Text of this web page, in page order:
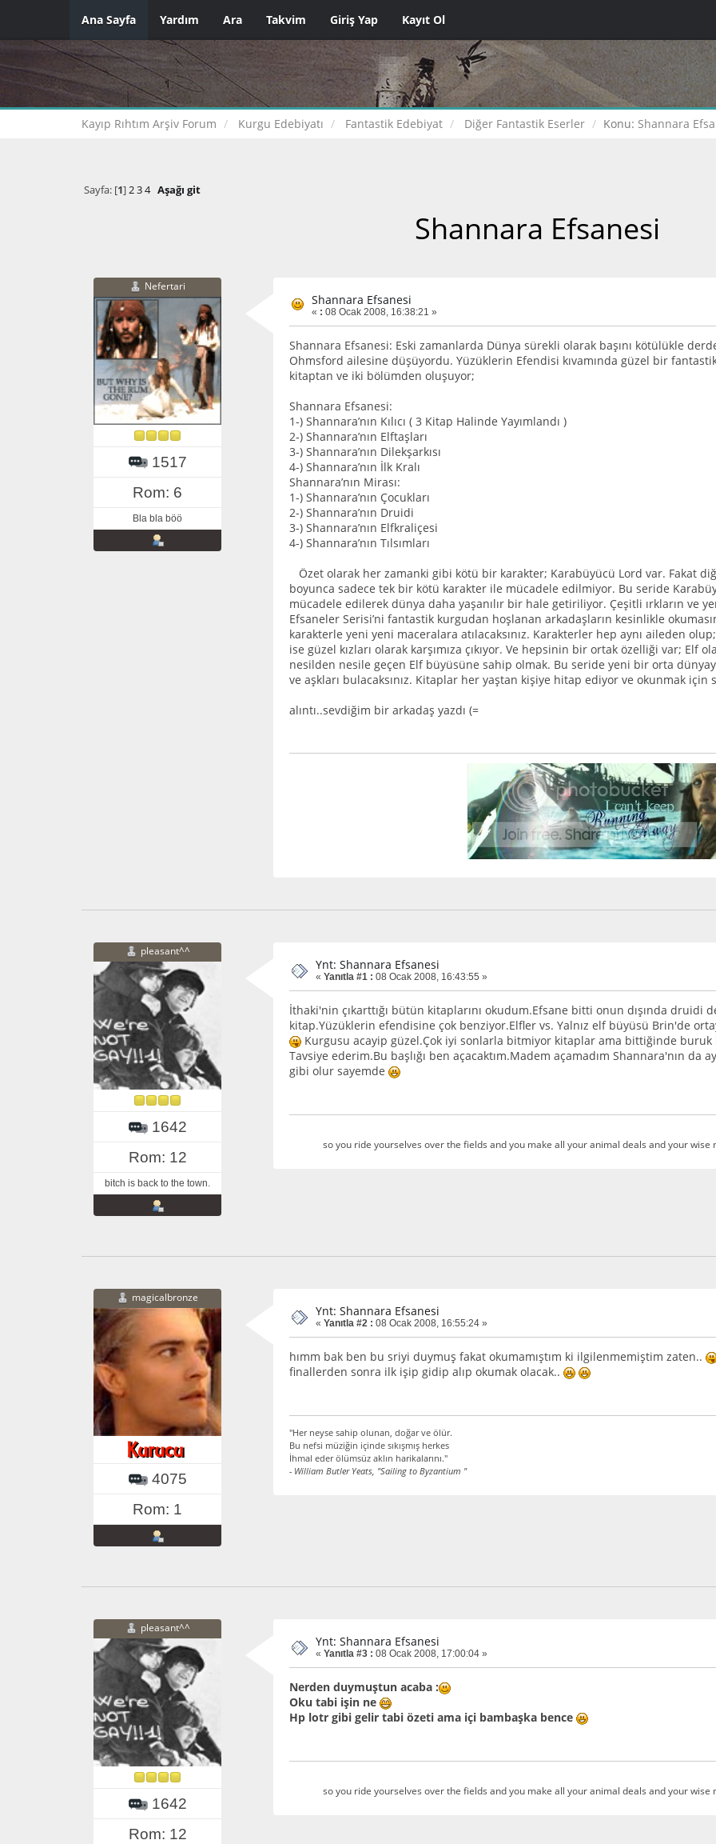
Ana Sayfa Yardım Ara Takvim Giriş Yap Kayıt Ol
Kayıp Rıhtım Arşiv Forum Kurgu Edebiyatı Fantastik Edebiyat Diğer Fantastik Eserler Konu: Shannara
Sayfa: [1]2 3 4 Aşağı git
Shannara Efsanesi
Nefertari
1517
Rom: 6
Bla bla böö
Shannara Efsanesi
« : 08 Ocak 2008, 16:38:21 »
Shannara Efsanesi: Eski zamanlarda Dünya sürekli olarak başını kötülükle
Ohmsford ailesine düşüyordu. Yüzüklerin Efendisi kıvamında güzel bir
kitaptan ve iki bölümden oluşuyor;
Shannara Efsanesi:
1-) Shannara’nın Kılıcı ( 3 Kitap Halinde Yayımlandı )
2-) Shannara’nın Elftaşları
3-) Shannara’nın Dilekşarkısı
4-) Shannara’nın İlk Kralı
Shannara’nın Mirası:
1-) Shannara’nın Çocukları
2-) Shannara’nın Druidi
3-) Shannara’nın Elfkraliçesi
4-) Shannara’nın Tılsımları
Özet olarak her zamanki gibi kötü bir karakter; Karabüyücü Lord var. Fakat
boyunca sadece tek bir kötü karakter ile mücadele edilmiyor. Bu seride
mücadele edilerek dünya daha yaşanılır bir hale getiriliyor. Çeşitli ırkların ve
Efsaneler Serisi’ni fantastik kurgudan hoşlanan arkadaşların kesinlikle
karakterle yeni yeni maceralara atılacaksınız. Karakterler hep aynı aileden
ise güzel kızları olarak karşımıza çıkıyor. Ve hepsinin bir ortak özelliği var; Elf
nesilden nesile geçen Elf büyüsüne sahip olmak. Bu seride yeni bir orta
ve aşkları bulacaksınız. Kitaplar her yaştan kişiye hitap ediyor ve okunmak için
alıntı..sevdiğim bir arkadaş yazdı (=
pleasant^^
1642
Rom: 12
bitch is back to the town.
Ynt: Shannara Efsanesi
« Yanıtla #1 : 08 Ocak 2008, 16:43:55 »
İthaki'nin çıkarttığı bütün kitaplarını okudum.Efsane bitti onun dışında druidi
kitap.Yüzüklerin efendisine çok benziyor.Elfler vs. Yalnız elf büyüsü Brin'de
Kurgusu acayip güzel.Çok iyi sonlarla bitmiyor kitaplar ama bittiğinde
Tavsiye ederim.Bu başlığı ben açacaktım.Madem açamadım Shannara'nın
gibi olur sayemde
so you ride yourselves over the fields and you make all your animal deals and your
magicalbronze
4075
Rom: 1
Ynt: Shannara Efsanesi
« Yanıtla #2 : 08 Ocak 2008, 16:55:24 »
hımm bak ben bu sriyi duymuş fakat okumamıştım ki ilgilenmemiştim zaten..
finallerden sonra ilk işip gidip alıp okumak olacak..
"Her neyse sahip olunan, doğar ve ölür.
Bu nefsi müziğin içinde sıkışmış herkes
İhmal eder ölümsüz aklın harikalarını."
- William Butler Yeats, "Sailing to Byzantium "
pleasant^^
1642
Rom: 12
Ynt: Shannara Efsanesi
« Yanıtla #3 : 08 Ocak 2008, 17:00:04 »
Nerden duymuştun acaba :
Oku tabi işin ne
Hp lotr gibi gelir tabi özeti ama içi bambaşka bence
so you ride yourselves over the fields and you make all your animal deals and your